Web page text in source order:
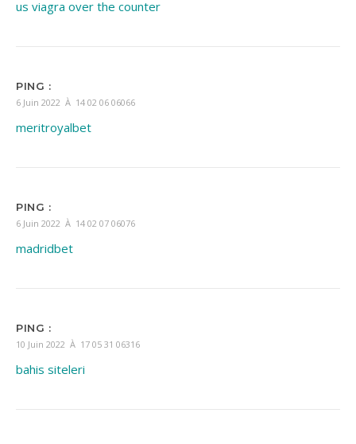
us viagra over the counter
PING :
6 Juin 2022 À 14 02 06 06066
meritroyalbet
PING :
6 Juin 2022 À 14 02 07 06076
madridbet
PING :
10 Juin 2022 À 17 05 31 06316
bahis siteleri